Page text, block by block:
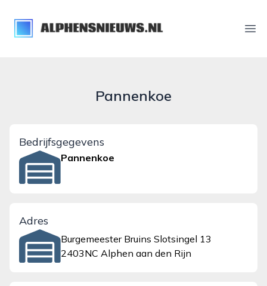
alphensnieuws.nl
Pannenkoe
Bedrijfsgegevens
Pannenkoe
Adres
Burgemeester Bruins Slotsingel 13
2403NC Alphen aan den Rijn